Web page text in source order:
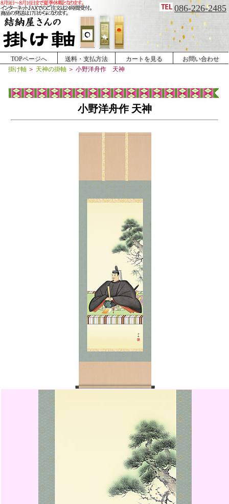
086-226-2485
TOPページへ 送料・支払方法 カートを見る
お問い合わせ
掛け軸 ＞ 天神の掛軸 ＞ 小野洋舟作 天神
小野洋舟作 天神